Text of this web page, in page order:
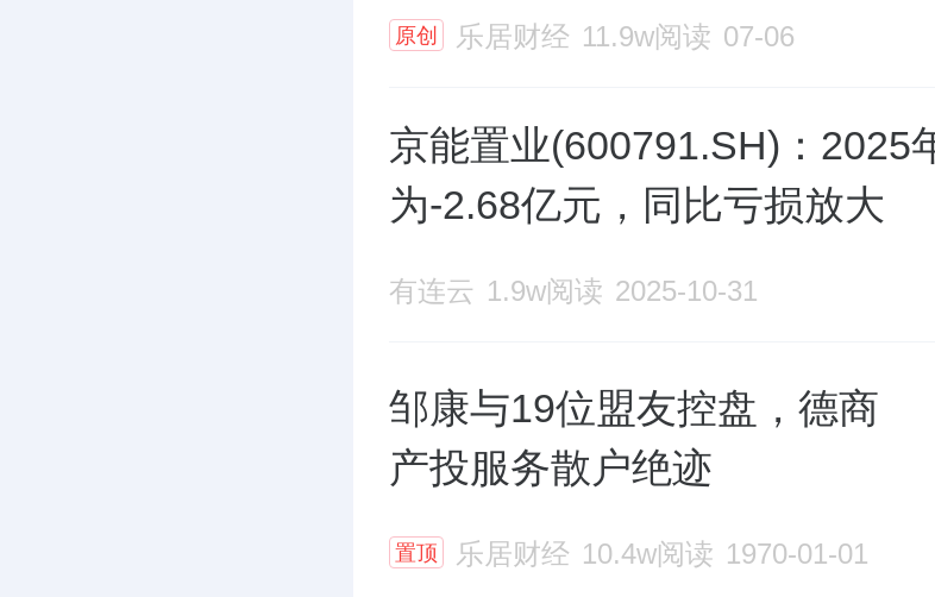
原创 乐居财经 11.9w阅读 07-06
京能置业(600791.SH)：2025
为-2.68亿元，同比亏损放大
有连云 1.9w阅读 2025-10-31
邹康与19位盟友控盘，德商
产投服务散户绝迹
置顶 乐居财经 10.4w阅读 1970-01-01